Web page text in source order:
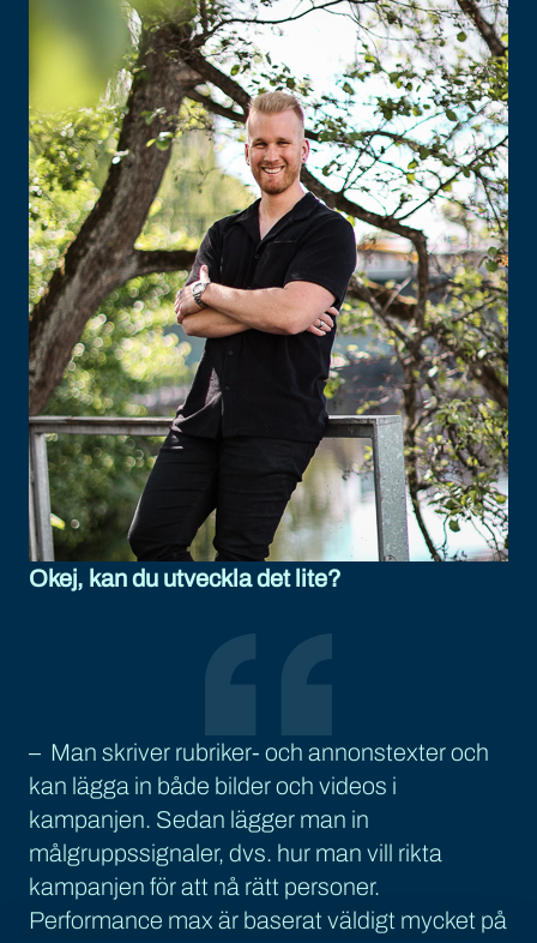
Okej, kan du utveckla det lite?
– Man skriver rubriker- och annonstexter och
kan lägga in både bilder och videos i
kampanjen. Sedan lägger man in
målgruppssignaler, dvs. hur man vill rikta
kampanjen för att nå rätt personer.
Performance max är baserat väldigt mycket på